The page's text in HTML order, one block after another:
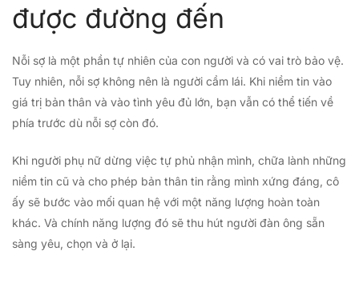
được đường đến
Nỗi sợ là một phần tự nhiên của con người và có vai trò bảo vệ.
Tuy nhiên, nỗi sợ không nên là người cầm lái. Khi niềm tin vào
giá trị bản thân và vào tình yêu đủ lớn, bạn vẫn có thể tiến về
phía trước dù nỗi sợ còn đó.
Khi người phụ nữ dừng việc tự phủ nhận mình, chữa lành những
niềm tin cũ và cho phép bản thân tin rằng mình xứng đáng, cô
ấy sẽ bước vào mối quan hệ với một năng lượng hoàn toàn
khác. Và chính năng lượng đó sẽ thu hút người đàn ông sẵn
sàng yêu, chọn và ở lại.